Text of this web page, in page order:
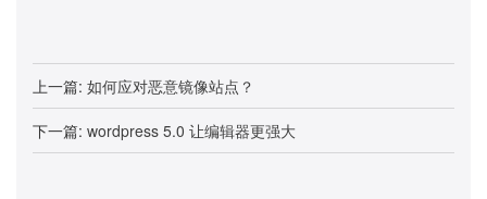
上一篇: 如何应对恶意镜像站点？
下一篇: wordpress 5.0 让编辑器更强大